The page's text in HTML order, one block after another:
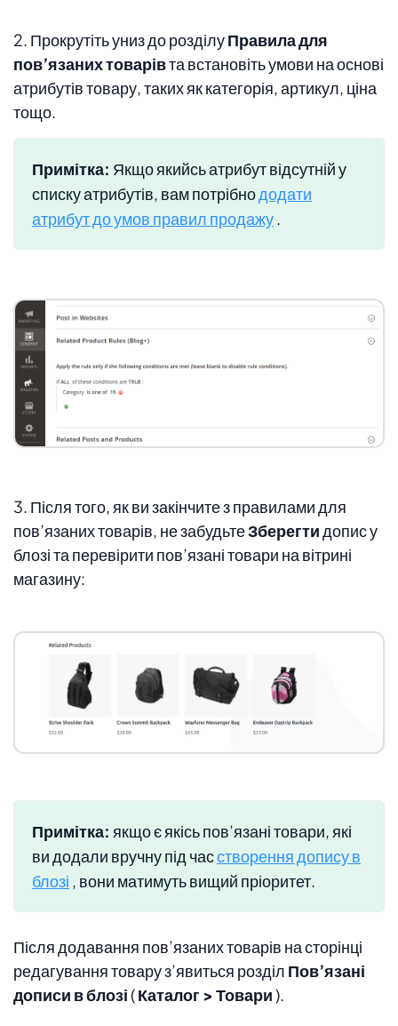
2. Прокрутіть униз до розділуПравила для
пов’язаних товарівта встановіть умови на основі
атрибутів товару, таких як категорія, артикул, ціна
тощо.
Примітка: Якщо якийсь атрибут відсутній у
списку атрибутів, вам потрібнододати
атрибут до умов правил продажу.
3. Після того, як ви закінчите з правилами для
пов’язаних товарів, не забудьтеЗберегтидопис у
блозі та перевірити пов’язані товари на вітрині
магазину:
Примітка: якщо є якісь пов’язані товари, які
ви додали вручну під часстворення допису в
блозі , вони матимуть вищий пріоритет.
Після додавання пов’язаних товарів на сторінці
редагування товару з’явиться розділ Пов’язані
дописи в блозі(Каталог > Товари).